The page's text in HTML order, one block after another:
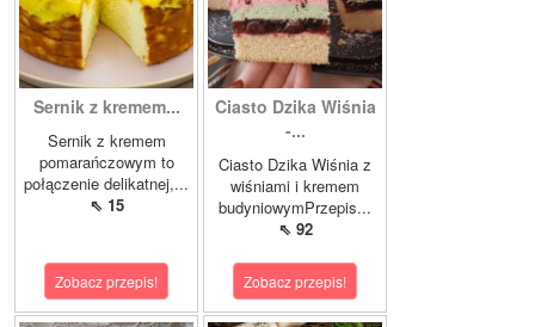
Sernik z kremem...
Sernik z kremem
pomarańczowym to
połączenie delikatnej,...
⇖ 15
Zobacz przepis!
Ciasto Dzika Wiśnia
-...
Ciasto Dzika Wiśnia z
wiśniami i kremem
budyniowymPrzepis...
⇖ 92
Zobacz przepis!